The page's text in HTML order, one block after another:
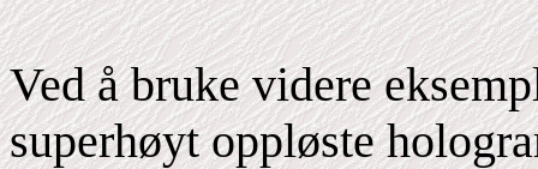
Ved å bruke videre
superhøyt oppløste